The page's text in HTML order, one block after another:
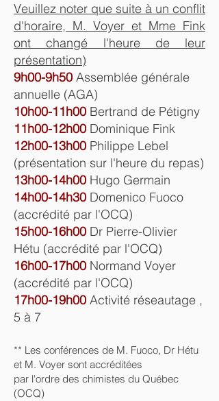
Veuillez noter que suite à un conflit
d'horaire, M. Voyer et Mme Fink
ont changé l'heure de leur
présentation)
9h00-9h50 Assemblée générale
annuelle (AGA)
10h00-11h00 Bertrand de Pétigny
11h00-12h00 Dominique Fink
12h00-13h00 Philippe Lebel
(présentation sur l'heure du repas)
13h00-14h00 Hugo Germain
14h00-14h30 Domenico Fuoco
(accrédité par l'OCQ)
15h00-16h00 Dr Pierre-Olivier
Hétu (accrédité par l'OCQ)
16h00-17h00 Normand Voyer
(accrédité par l'OCQ)
17h00-19h00 Activité réseautage ,
5 à 7
** Les conférences de M. Fuoco, Dr Hétu
et M. Voyer sont accréditées
par l'ordre des chimistes du Québec
(OCQ)